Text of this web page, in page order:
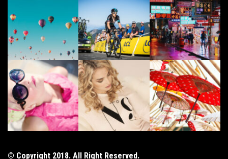
© Copyright 2018. All Right Reserved.